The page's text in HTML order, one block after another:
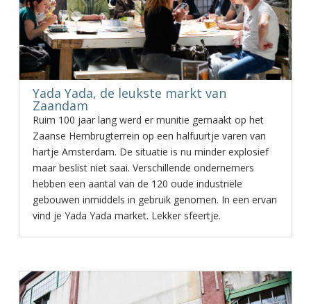
Yada Yada, de leukste markt van
Zaandam
Ruim 100 jaar lang werd er munitie gemaakt op het
Zaanse Hembrugterrein op een halfuurtje varen van
hartje Amsterdam. De situatie is nu minder explosief
maar beslist niet saai. Verschillende ondernemers
hebben een aantal van de 120 oude industriële
gebouwen inmiddels in gebruik genomen. In een ervan
vind je Yada Yada market. Lekker sfeertje.